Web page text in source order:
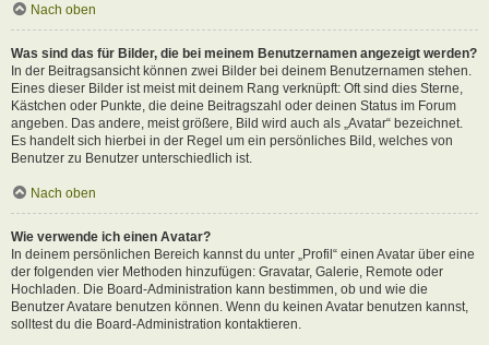
Nach oben
Was sind das für Bilder, die bei meinem Benutzernamen angezeigt werden?
In der Beitragsansicht können zwei Bilder bei deinem Benutzernamen stehen.
Eines dieser Bilder ist meist mit deinem Rang verknüpft: Oft sind dies Sterne,
Kästchen oder Punkte, die deine Beitragszahl oder deinen Status im Forum
angeben. Das andere, meist größere, Bild wird auch als „Avatar“ bezeichnet.
Es handelt sich hierbei in der Regel um ein persönliches Bild, welches von
Benutzer zu Benutzer unterschiedlich ist.
Nach oben
Wie verwende ich einen Avatar?
In deinem persönlichen Bereich kannst du unter „Profil“ einen Avatar über eine
der folgenden vier Methoden hinzufügen: Gravatar, Galerie, Remote oder
Hochladen. Die Board-Administration kann bestimmen, ob und wie die
Benutzer Avatare benutzen können. Wenn du keinen Avatar benutzen kannst,
solltest du die Board-Administration kontaktieren.